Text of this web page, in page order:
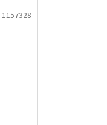
1157328